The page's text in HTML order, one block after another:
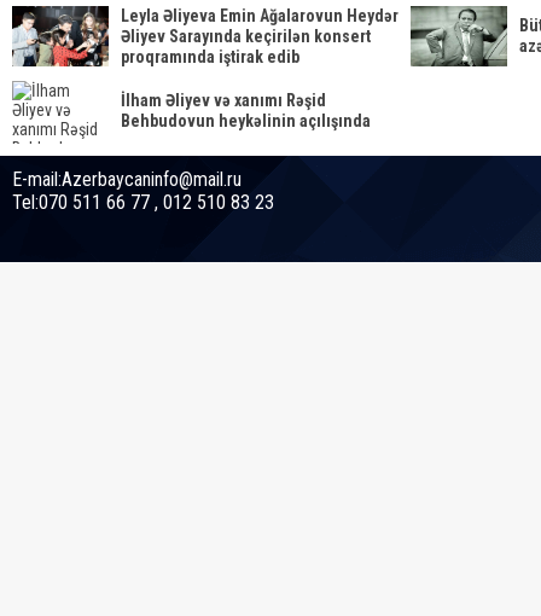
Leyla Əliyeva Emin Ağalarovun Heydər
Əliyev Sarayında keçirilən konsert
proqramında iştirak edib
İlham Əliyev və xanımı Rəşid
Behbudovun heykəlinin açılışında
E-mail:Azerbaycaninfo@mail.ru
Tel:070 511 66 77 , 012 510 83 23